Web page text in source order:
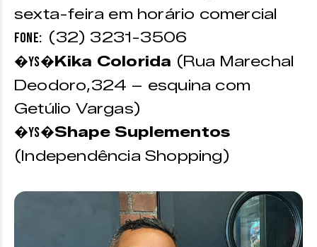
sexta-feira em horário comercial
Fone: (32) 3231-3506
�Ys�Kika Colorida (Rua Marechal
Deodoro,324 – esquina com
Getúlio Vargas)
�Ys�Shape Suplementos
(Independência Shopping)